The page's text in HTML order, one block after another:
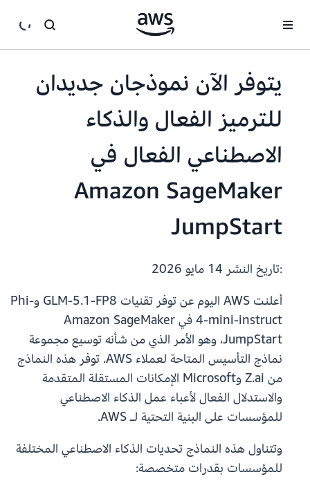
يتوفر الآن نموذجان جديدان
للترميز الفعال والذكاء
الاصطناعي الفعال في
Amazon SageMaker
JumpStart
:تاريخ النشر
أعلنت AWS اليوم عن توفر تقنيات GLM-5.1-FP8 وPhi-
4-mini-instruct في Amazon SageMaker
JumpStart، وهو الأمر الذي من شأنه توسيع مجموعة
نماذج التأسيس المتاحة لعملاء AWS. توفر هذه النماذج
من Z.ai وMicrosoft الإمكانات المستقلة المتقدمة
والاستدلال الفعال لأعباء عمل الذكاء الاصطناعي
للمؤسسات على البنية التحتية لـ AWS.
وتتناول هذه النماذج تحديات الذكاء الاصطناعي المختلفة
للمؤسسات بقدرات متخصصة: